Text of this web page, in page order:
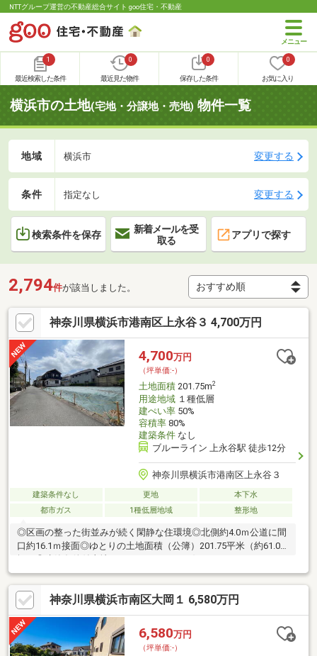
NTTグループ運営の不動産総合サイト goo住宅・不動産
1
最近検索した条件
0
最近見た物件
0
保存した条件
0
お気に入り
横浜市の土地(宅地・分譲地・売地) 物件一覧
地域 横浜市 変更する
条件 指定なし 変更する
検索条件を保存
新着メールを受
取る
アプリで探す
2,794件が該当しました。
神奈川県横浜市港南区上永谷３ 4,700万円
4,700万円
（坪単価:-）
土地面積201.75m2
用途地域１種低層
建ぺい率50%
容積率80%
建築条件なし
ブルーライン 上永谷駅 徒歩12分
神奈川県横浜市港南区上永谷３
建築条件なし 更地
本下水
都市ガス
1種低層地域 整形地
◎区画の整った街並みが続く閑静な住環境◎北側約4.0ｍ公道に間
口約16.1ｍ接面◎ゆとりの土地面積（公簿）201.75平米（約61.02
坪）◎建築条件付土地ではありません。お好きなハウスメーカー
で建築できます！■Life Information■・ファミリーマートサンズ上
永谷二丁目店・・・約500ｍ・ローソン横浜上永谷三丁目
店・・・約500ｍ・クリエイトＳ．Ｄ港南東永谷店・・・約390
ｍ・横浜上永谷郵便局・・・約480ｍ・豊福医院・・・約140ｍ・
美晴台公園・・・約180ｍ・横浜市立永野小学校・・・約350ｍ・
横浜市立上永谷中学校・・・約640ｍ
神奈川県横浜市南区大岡１ 6,580万円
6,580万円
（坪単価:-）